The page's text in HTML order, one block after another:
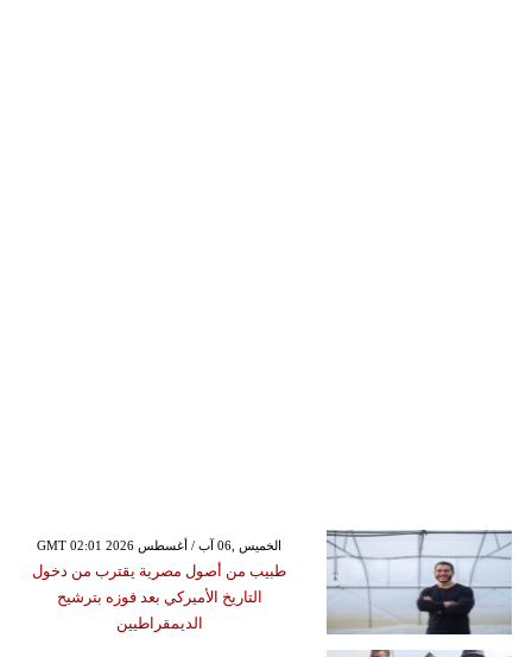
GMT 02:01 2026 الخميس ,06 آب / أغسطس
طبيب من أصول مصرية يقترب من دخول
التاريخ الأميركي بعد فوزه بترشيح
الديمقراطيين